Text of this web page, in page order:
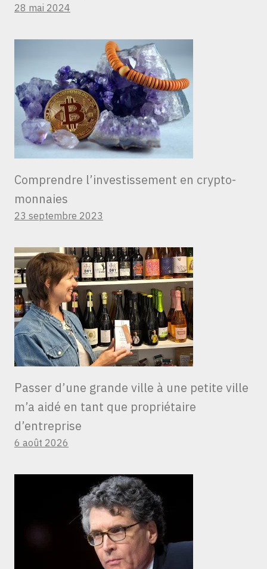
28 mai 2024
Comprendre l’investissement en crypto-
monnaies
23 septembre 2023
Passer d’une grande ville à une petite ville
m’a aidé en tant que propriétaire
d’entreprise
6 août 2026